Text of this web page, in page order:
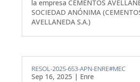
la empresa CEMENTOS
SOCIEDAD ANÓNIMA
AVELLANEDA S.A.)
RESOL-2025-653-APN-ENRE#MEC
Sep 16, 2025 | Enre